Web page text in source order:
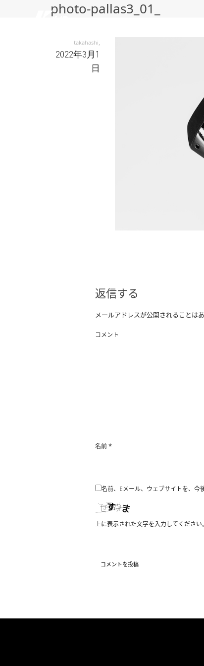
photo-pallas3_01_
takahashi,
2022年3月1
日
返信する
メールアドレスが公開されることはあ
コメント
名前*
名前、Eメール、ウェブサイトを、今
上に表示された文字を入力してください。